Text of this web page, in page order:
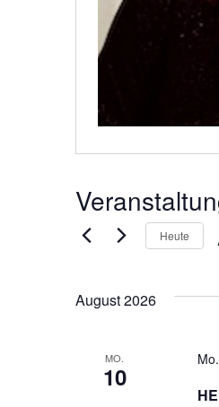
Heute
August 2026
MO.
10